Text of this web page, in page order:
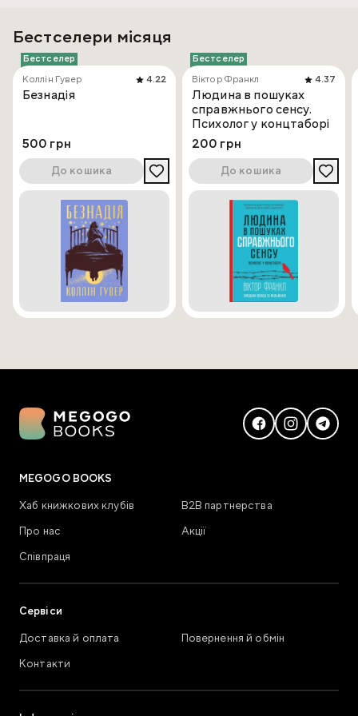
Бестселери місяця
Бестселер
Коллін Гувер
4.22
Безнадія
500 грн
До кошика
Бестселер
Віктор Франкл
4.37
Людина в пошуках
справжнього сенсу.
Психолог у концтаборі
200 грн
До кошика
MEGOGO BOOKS
Хаб книжкових клубів
В2В партнерства
Про нас
Акції
Співпраця
Сервіси
Доставка й оплата
Повернення й обмін
Контакти